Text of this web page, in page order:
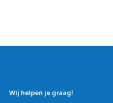
Wij helpen je graag!